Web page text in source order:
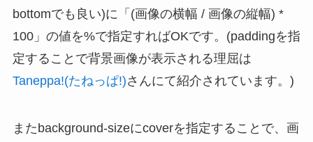
bottomでも良い)に「(画像の横幅 / 画像の縦幅) *
100」の値を%で指定すればOKです。(paddingを指
定することで背景画像が表示される理屈は
Taneppa!(たねっぱ!)さんにて紹介されています。)
またbackground-sizeにcoverを指定することで、画